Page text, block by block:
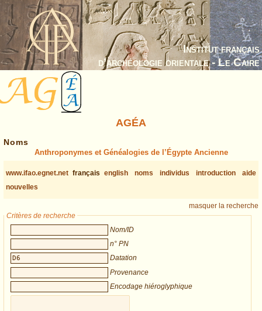
Institut français
d’archéologie orientale - Le Caire
AGÉA
Noms
Anthroponymes et Généalogies de l’Égypte Ancienne
www.ifao.egnet.net français english noms individus introduction
aide
nouvelles
masquer la recherche
Critères de recherche
Nom/ID
n° PN
Datation
Provenance
Encodage hiéroglyphique